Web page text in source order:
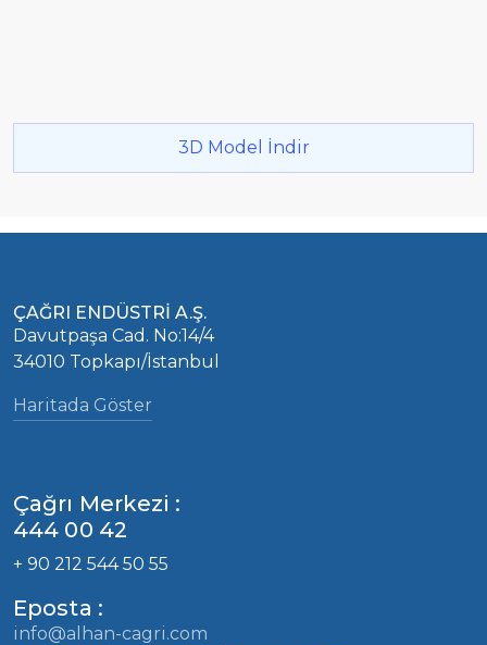
3D Model İndir
ÇAĞRI ENDÜSTRİ A.Ş.
Davutpaşa Cad. No:14/4
34010 Topkapı/İstanbul
Haritada Göster
Çağrı Merkezi :
444 00 42
+ 90 212 544 50 55
Eposta :
info@alhan-cagri.com